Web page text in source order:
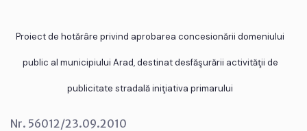
Proiect de hotărâre privind aprobarea concesionării domeniului
public al municipiului Arad, destinat desfăşurării activităţii de
publicitate stradală iniţiativa primarului
Nr. 56012/23.09.2010